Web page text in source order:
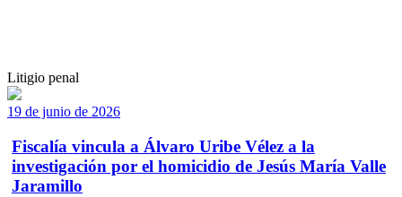
Litigio penal
19 de junio de 2026
Fiscalía vincula a Álvaro Uribe Vélez a la
investigación por el homicidio de Jesús María Valle
Jaramillo